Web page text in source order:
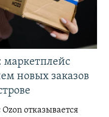
маркетплейс
новых заказов
отказывается